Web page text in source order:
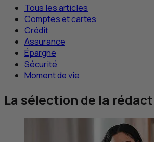
Tous les articles
Comptes et cartes
Crédit
Assurance
Épargne
Sécurité
Moment de vie
La sélection de la